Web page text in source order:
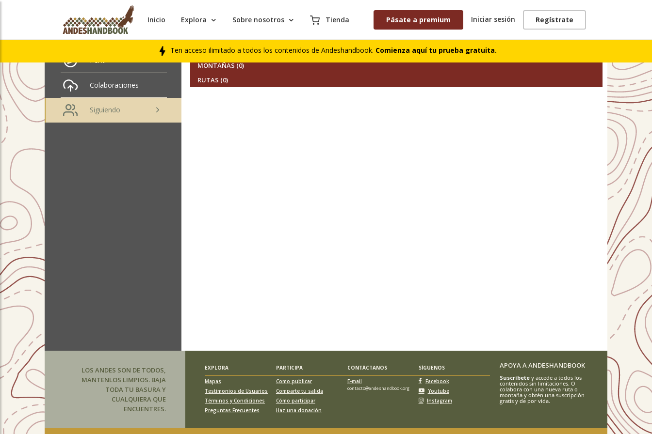
Inicio Explora Sobre nosotros Tienda Pásate a premium Iniciar sesión Regístrate
Ten acceso ilimitado a todos los contenidos de Andeshandbook. Comienza aquí tu prueba gratuita.
Mauricio Montané
Perfil
Colaboraciones
Siguiendo
AMIGOS (0)
SEGUIDORES (0)
MONTAÑAS (0)
RUTAS (0)
LOS ANDES SON DE TODOS,
MANTENLOS LIMPIOS. BAJA
TODA TU BASURA Y
CUALQUIERA QUE
ENCUENTRES.
EXPLORA PARTICIPA CONTÁCTANOS
SÍGUENOS
Mapas
Testimonios de Usuarios
Términos y Condiciones
Preguntas Frecuentes
Como publicar
Comparte tu salida
Cómo participar
Haz una donación
E-mail
contacto@andeshandbook.org
Facebook
Youtube
Instagram
APOYA A ANDESHANDBOOK
Suscríbetey accede a todos los
contenidos sin limitaciones. O
colabora con una nueva ruta o
montaña y obtén una suscripción
gratis y de por vida.